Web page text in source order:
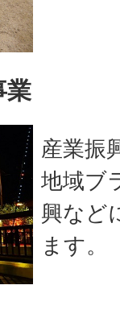
業
産業振
地域ブ
興など
ます。